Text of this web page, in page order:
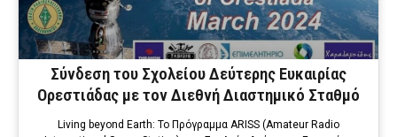
Σύνδεση του Σχολείου Δεύτερης Ευκαιρίας
Ορεστιάδας με τον Διεθνή Διαστημικό Σταθμό
Living beyond Earth: Το Πρόγραμμα ARISS (Amateur Radio